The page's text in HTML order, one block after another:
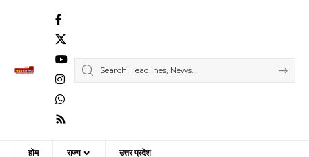
होम राज्य उत्तर प्रदेश